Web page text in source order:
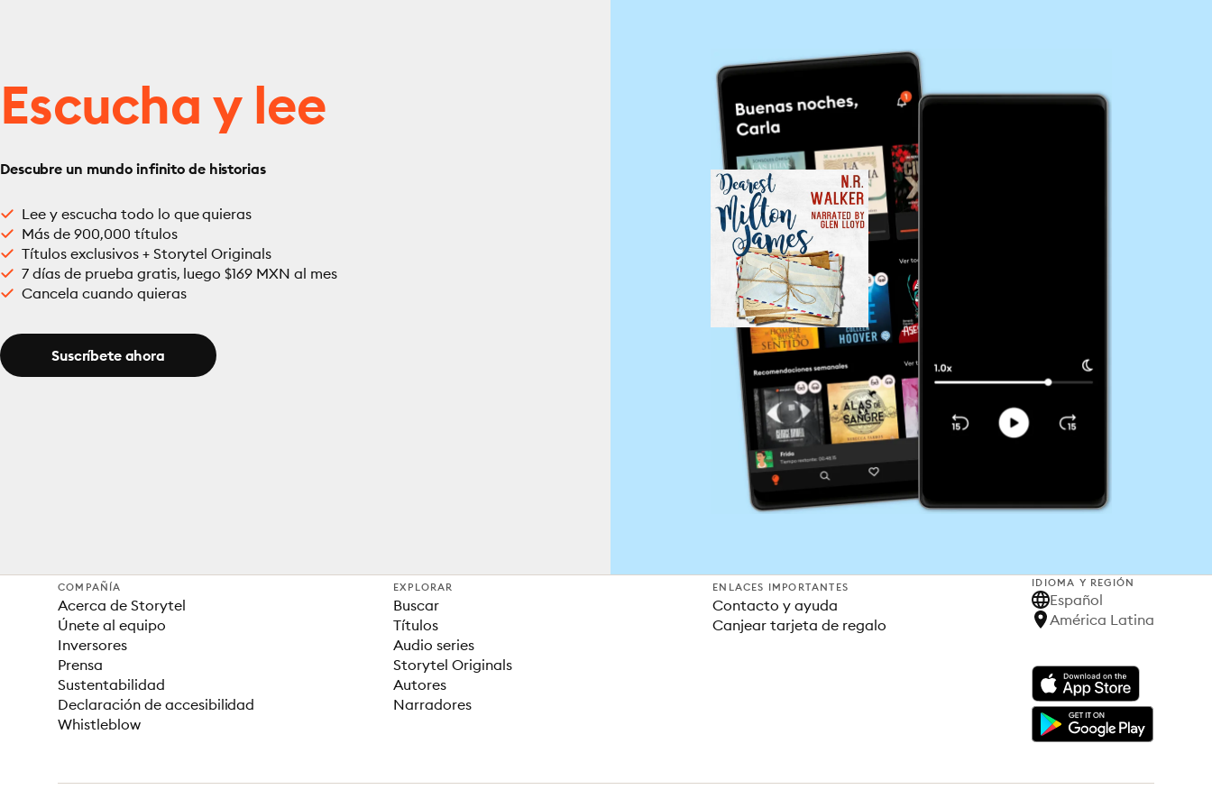
Escucha y lee
Descubre un mundo infinito de historias
Lee y escucha todo lo que quieras
Más de 900,000 títulos
Títulos exclusivos + Storytel Originals
7 días de prueba gratis, luego $169 MXN al mes
Cancela cuando quieras
Suscríbete ahora
COMPAÑÍA
Acerca de Storytel
Únete al equipo
Inversores
Prensa
Sustentabilidad
Declaración de accesibilidad
Whistleblow
EXPLORAR
Buscar
Títulos
Audio series
Storytel Originals
Autores
Narradores
ENLACES IMPORTANTES
Contacto y ayuda
Canjear tarjeta de regalo
IDIOMA Y REGIÓN
Español
América Latina